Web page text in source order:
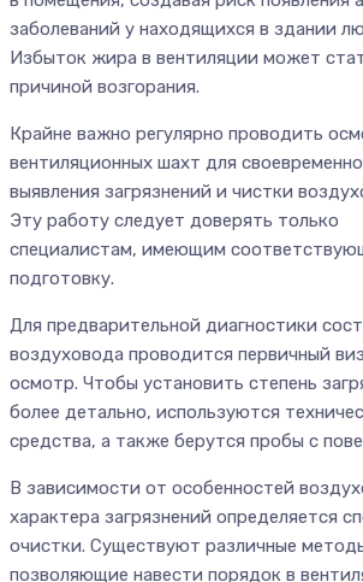
заболеваний у находящихся в здании
Избыток жира в вентиляции может
причиной возгорания.
Крайне важно регулярно проводить
вентиляционных шахт для
выявления загрязнений и чистки
Эту работу следует доверять только
специалистам, имеющим
подготовку.
Для предварительной диагностики
воздуховода проводится первичный
осмотр. Чтобы установить степень
более детально, используются
средства, а также берутся пробы с
В зависимости от особенностей
характера загрязнений определяется
очистки. Существуют различные
позволяющие навести порядок в